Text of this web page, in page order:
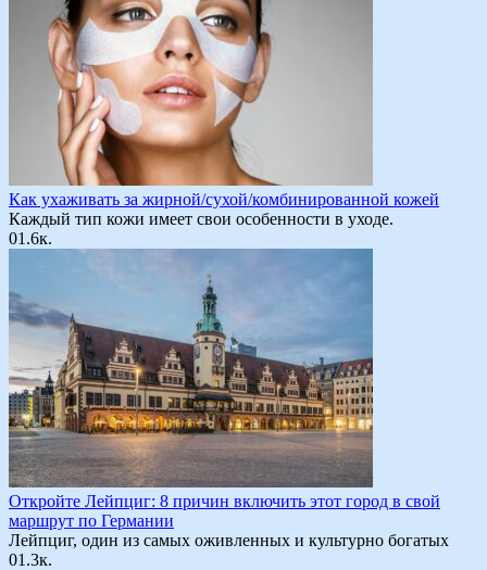
Как ухаживать за жирной/сухой/комбинированной кожей
Каждый тип кожи имеет свои особенности в уходе.
01.6к.
Откройте Лейпциг: 8 причин включить этот город в свой
маршрут по Германии
Лейпциг, один из самых оживленных и культурно богатых
01.3к.